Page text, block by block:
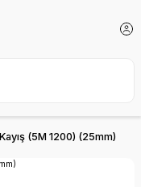
Kayış (5M 1200) (25mm)